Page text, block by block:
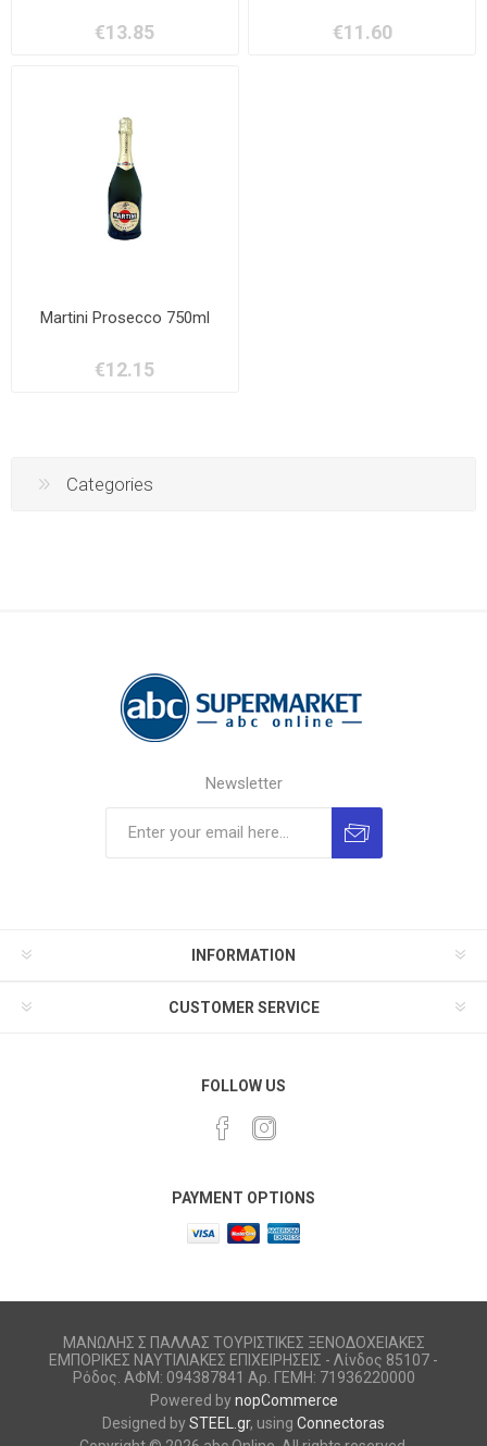
€13.85 €11.60
Martini Prosecco 750ml
€12.15
Categories
Newsletter
INFORMATION
CUSTOMER SERVICE
FOLLOW US
PAYMENT OPTIONS
ΜΑΝΩΛΗΣ Σ ΠΑΛΛΑΣ ΤΟΥΡΙΣΤΙΚΕΣ ΞΕΝΟΔΟΧΕΙΑΚΕΣ
ΕΜΠΟΡΙΚΕΣ ΝΑΥΤΙΛΙΑΚΕΣ ΕΠΙΧΕΙΡΗΣΕΙΣ - Λίνδος 85107 -
Ρόδος. ΑΦΜ: 094387841 Αρ. ΓΕΜΗ: 71936220000
Powered bynopCommerce
Designed bySTEEL.gr, using Connectoras